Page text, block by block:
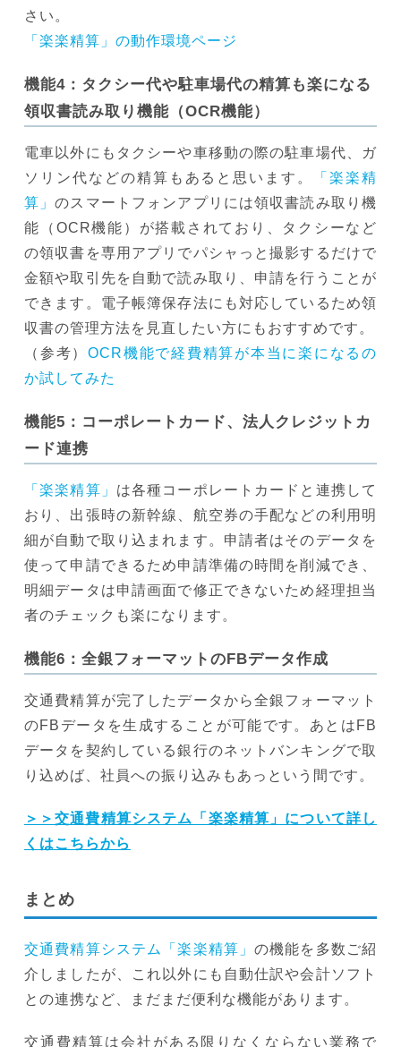
さい。
「楽楽精算」の動作環境ページ
機能4：タクシー代や駐車場代の精算も楽になる
領収書読み取り機能（OCR機能）
電車以外にもタクシーや車移動の際の駐車場代、ガ
ソリン代などの精算もあると思います。
「楽楽精
算」のスマートフォンアプリには領収書読み取り機
能（OCR機能）が搭載されており、タクシーなど
の領収書を専用アプリでパシャっと撮影するだけで
金額や取引先を自動で読み取り、申請を行うことが
できます。電子帳簿保存法にも対応しているため領
収書の管理方法を見直したい方にもおすすめです。
（参考） OCR機能で経費精算が本当に楽になるの
か試してみた
機能5：コーポレートカード、法人クレジットカ
ード連携
「楽楽精算」 は各種コーポレートカードと連携して
おり、出張時の新幹線、航空券の手配などの利用明
細が自動で取り込まれます。申請者はそのデータを
使って申請できるため申請準備の時間を削減でき、
明細データは申請画面で修正できないため経理担当
者のチェックも楽になります。
機能6：全銀フォーマットのFBデータ作成
交通費精算が完了したデータから全銀フォーマット
のFBデータを生成することが可能です。あとはFB
データを契約している銀行のネットバンキングで取
り込めば、社員への振り込みもあっという間です。
＞＞交通費精算システム「楽楽精算」について詳し
くはこちらから
まとめ
交通費精算システム「楽楽精算」の機能を多数ご紹
介しましたが、これ以外にも自動仕訳や会計ソフト
との連携など、まだまだ便利な機能があります。
交通費精算は会社がある限りなくならない業務で